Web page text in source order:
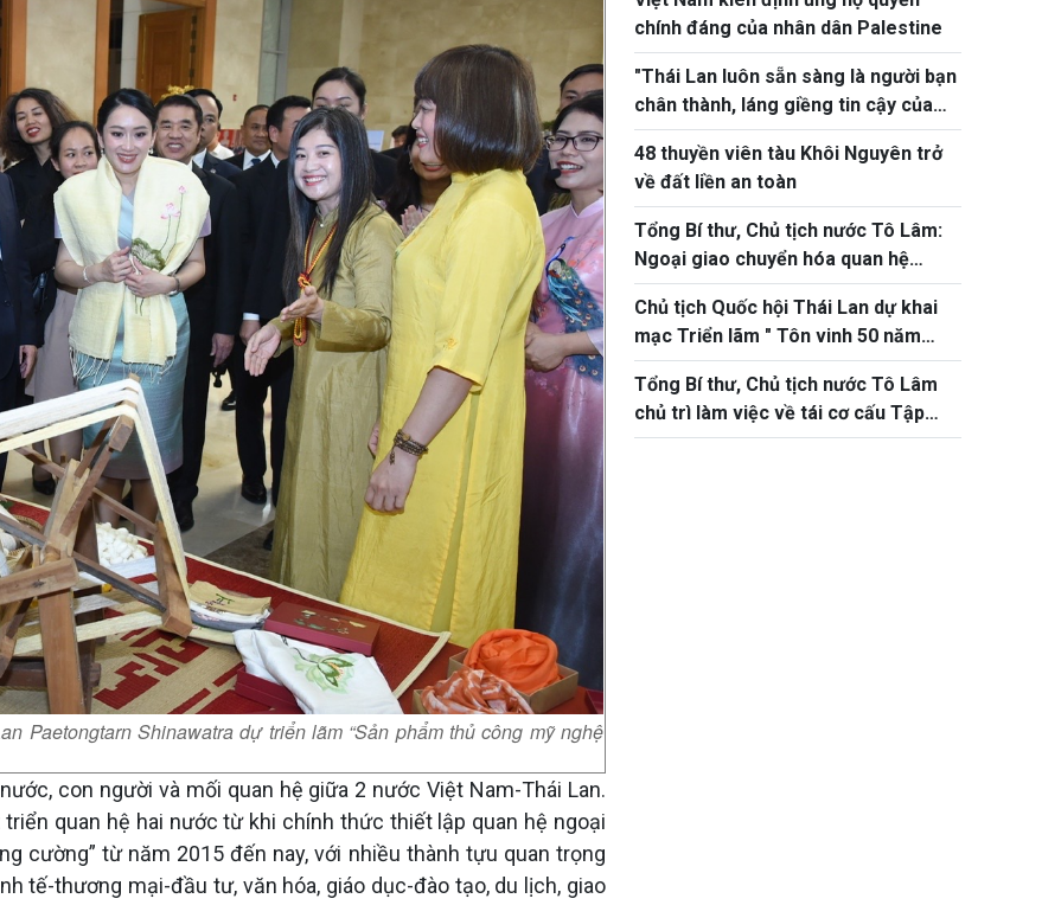
Paetongtarn Shinawatra dự triển lãm “Sản phẩm thủ công mỹ nghệ
con người và mối quan hệ giữa 2 nước Việt Nam-Thái Lan.
quan hệ hai nước từ khi chính thức thiết lập quan hệ ngoại
cường” từ năm 2015 đến nay, với nhiều thành tựu quan trọng
tế-thương mại-đầu tư, văn hóa, giáo dục-đào tạo, du lịch, giao
chính đáng của nhân dân Palestine
"Thái Lan luôn sẵn sàng là người bạn
chân thành, láng giềng tin cậy của
Việt Nam"
48 thuyền viên tàu Khôi Nguyên trở
về đất liền an toàn
Tổng Bí thư, Chủ tịch nước Tô Lâm:
Ngoại giao chuyển hóa quan hệ
thành nguồn lực phát triển thực chất
Chủ tịch Quốc hội Thái Lan dự khai
mạc Triển lãm " Tôn vinh 50 năm
quan hệ ngoại giao Việt Nam - Thái
Lan"
Tổng Bí thư, Chủ tịch nước Tô Lâm
chủ trì làm việc về tái cơ cấu Tập
đoàn Than – Khoáng sản Việt Nam